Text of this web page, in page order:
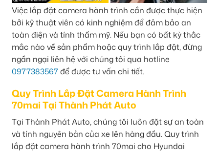
Việc lắp đặt camera hành trình cần được thực hiện
bởi kỹ thuật viên có kinh nghiệm để đảm bảo an
toàn điện và tính thẩm mỹ. Nếu bạn có bất kỳ thắc
mắc nào về sản phẩm hoặc quy trình lắp đặt, đừng
ngần ngại liên hệ với chúng tôi qua hotline
0977383567để được tư vấn chi tiết.
Quy Trình Lắp Đặt Camera Hành Trình
70mai Tại Thành Phát Auto
Tại Thành Phát Auto, chúng tôi luôn đặt sự an toàn
và tính nguyên bản của xe lên hàng đầu. Quy trình
lắp đặt camera hành trình 70mai cho Hyundai